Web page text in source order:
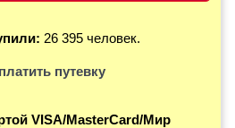
26 395 человек.
путевку
VISA/MasterCard/Мир